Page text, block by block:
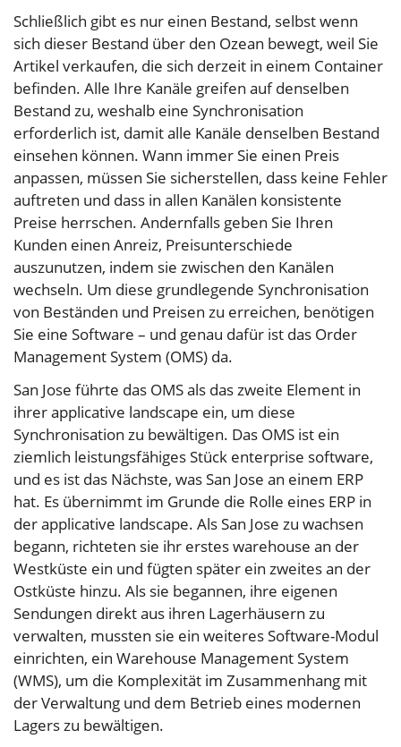
Schließlich gibt es nur einen Bestand, selbst wenn
sich dieser Bestand über den Ozean bewegt, weil Sie
Artikel verkaufen, die sich derzeit in einem Container
befinden. Alle Ihre Kanäle greifen auf denselben
Bestand zu, weshalb eine Synchronisation
erforderlich ist, damit alle Kanäle denselben Bestand
einsehen können. Wann immer Sie einen Preis
anpassen, müssen Sie sicherstellen, dass keine Fehler
auftreten und dass in allen Kanälen konsistente
Preise herrschen. Andernfalls geben Sie Ihren
Kunden einen Anreiz, Preisunterschiede
auszunutzen, indem sie zwischen den Kanälen
wechseln. Um diese grundlegende Synchronisation
von Beständen und Preisen zu erreichen, benötigen
Sie eine Software – und genau dafür ist das Order
Management System (OMS) da.
San Jose führte das OMS als das zweite Element in
ihrer applicative landscape ein, um diese
Synchronisation zu bewältigen. Das OMS ist ein
ziemlich leistungsfähiges Stück enterprise software,
und es ist das Nächste, was San Jose an einem ERP
hat. Es übernimmt im Grunde die Rolle eines ERP in
der applicative landscape. Als San Jose zu wachsen
begann, richteten sie ihr erstes warehouse an der
Westküste ein und fügten später ein zweites an der
Ostküste hinzu. Als sie begannen, ihre eigenen
Sendungen direkt aus ihren Lagerhäusern zu
verwalten, mussten sie ein weiteres Software-Modul
einrichten, ein Warehouse Management System
(WMS), um die Komplexität im Zusammenhang mit
der Verwaltung und dem Betrieb eines modernen
Lagers zu bewältigen.